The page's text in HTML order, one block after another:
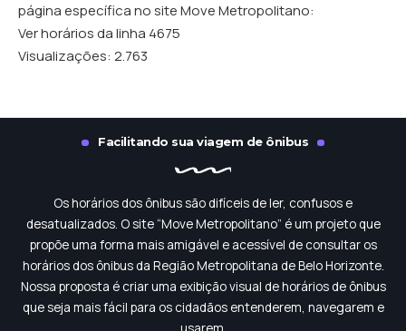
página específica no site Move Metropolitano:
Ver horários da linha 4675
Visualizações: 2.763
Facilitando sua viagem de ônibus
Os horários dos ônibus são difíceis de ler, confusos e
desatualizados. O site “Move Metropolitano” é um projeto que
propõe uma forma mais amigável e acessível de consultar os
horários dos ônibus da Região Metropolitana de Belo Horizonte.
Nossa proposta é criar uma exibição visual de horários de ônibus
que seja mais fácil para os cidadãos entenderem, navegarem e